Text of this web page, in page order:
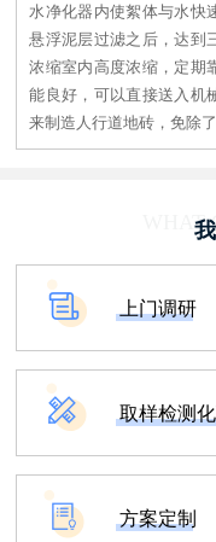
水净化器内使絮体与水快
悬浮泥层过滤之后，达到
浓缩室内高度浓缩，定期
能良好，可以直接送入机
来制造人行道地砖，免除了
上门调研
取样检测
方案定制